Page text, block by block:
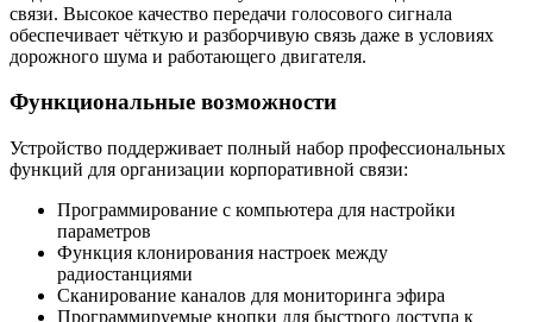
связи. Высокое качество передачи голосового сигнала
обеспечивает чёткую и разборчивую связь даже в условиях
дорожного шума и работающего двигателя.
Функциональные возможности
Устройство поддерживает полный набор профессиональных
функций для организации корпоративной связи:
Программирование с компьютера для настройки
параметров
Функция клонирования настроек между
радиостанциями
Сканирование каналов для мониторинга эфира
Программируемые кнопки для быстрого доступа к